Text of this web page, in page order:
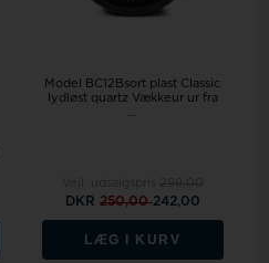
Model BC12Bsort plast Classic
lydløst quartz Vækkeur ur fra
DKR 250,00242,00
LÆG I KURV